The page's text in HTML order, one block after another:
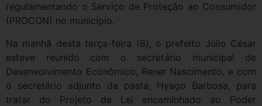
regulamentando o Serviço de Proteção ao Consumidor
(PROCON) no município.
Na manhã desta terça-feira (8), o prefeito Júlio César
esteve reunido com o secretário municipal de
Desenvolvimento Econômico, Rener Nascimento, e com
o secretário adjunto da pasta, Hyago Barbosa, para
tratar do Projeto de Lei encaminhado ao Poder